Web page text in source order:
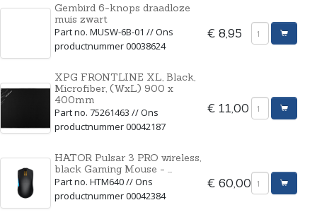
Gembird 6-knops draadloze
muis zwart
Part no. MUSW-6B-01 // Ons
productnummer 00038624
€ 8,95
XPG FRONTLINE XL, Black,
Microfiber, (WxL) 900 x
400mm
Part no. 75261463 // Ons
productnummer 00042187
€ 11,00
HATOR Pulsar 3 PRO wireless,
black Gaming Mouse - ...
Part no. HTM640 // Ons
productnummer 00042384
€ 60,00